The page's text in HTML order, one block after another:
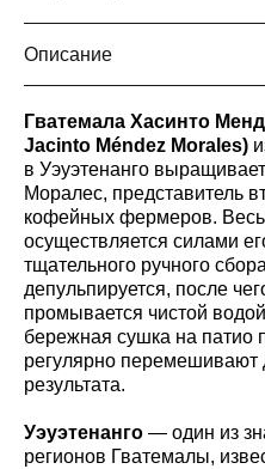
Описание
Гватемала Хасинто
Jacinto Méndez Morales)
в Уэуэтенанго
Моралес, представитель
кофейных фермеров. Весь
осуществляется силами
тщательного ручного
депульпируется, после
промывается чистой
бережная сушка на патио
регулярно перемешивают
результата.
Уэуэтенанго — один из
регионов Гватемалы,